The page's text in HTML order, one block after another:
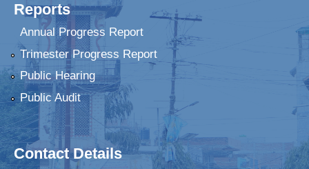
Reports
Annual Progress Report
Trimester Progress Report
Public Hearing
Public Audit
Contact Details